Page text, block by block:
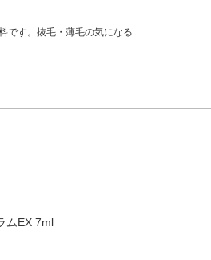
です。抜毛・薄毛の気になる
ムEX 7ml